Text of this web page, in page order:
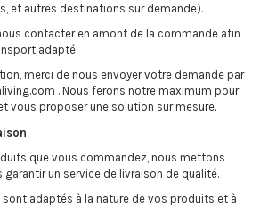
et autres destinations sur demande).
contacter en amont de la commande afin
adapté.
merci de nous envoyer votre demande par
. Nous ferons notre maximum pour
vous proposer une solution sur mesure.
que vous commandez, nous mettons
un service de livraison de qualité.
adaptés à la nature de vos produits et à